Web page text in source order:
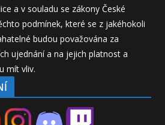
a v souladu se zákony České
podmínek, které se z jakéhokoli
budou považována za
ujednání a na jejich platnost a
mít vliv.